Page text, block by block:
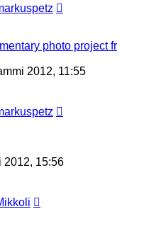
photo project fr
2012, 11:55
2012, 15:56